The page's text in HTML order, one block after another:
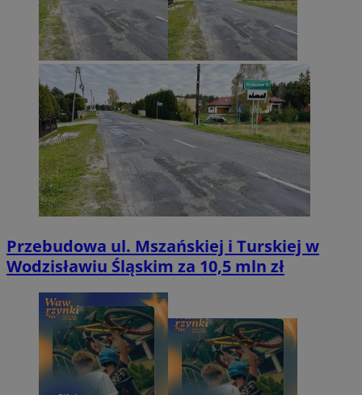
Przebudowa ul. Mszańskiej i Turskiej w
Wodzisławiu Śląskim za 10,5 mln zł